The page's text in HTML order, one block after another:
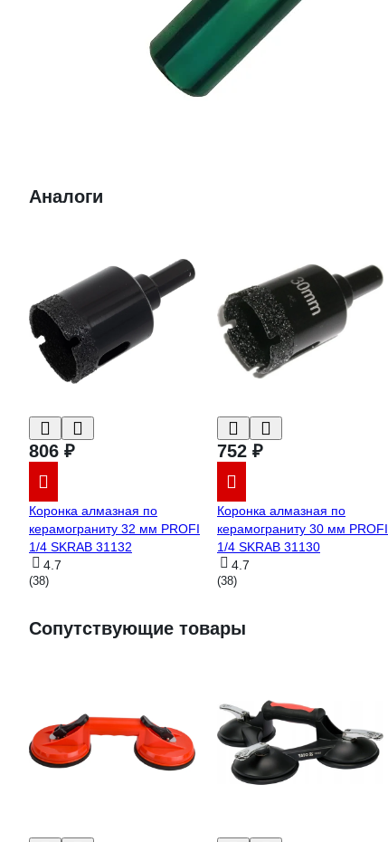
Аналоги
806 ₽
Коронка алмазная по
керамограниту 32 мм PROFI
1/4 SKRAB 31132
4.7
(38)
752 ₽
Коронка алмазная по
керамограниту 30 мм PROFI
1/4 SKRAB 31130
4.7
(38)
Сопутствующие товары